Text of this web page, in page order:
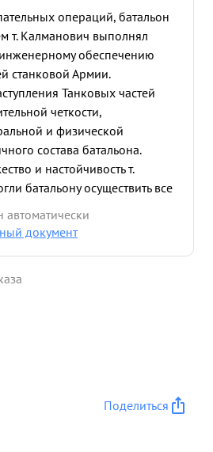
операций, батальон
т. Калманович выполнял
обеспечению
станковой Армии.
Танковых частей
четкости,
и физической
состава батальона.
и настойчивость т.
батальону осуществить все
были перед ним
деятельности батальона,
по осуществлению
автоматически
документ
Поделиться